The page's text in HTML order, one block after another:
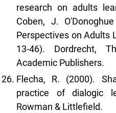
research on adults
Coben, J.
Perspectives on Adults
13-46). Dordrecht,
Academic Publishers.
Flecha, R. (2000).
practice of dialogic
Rowman & Littlefield.